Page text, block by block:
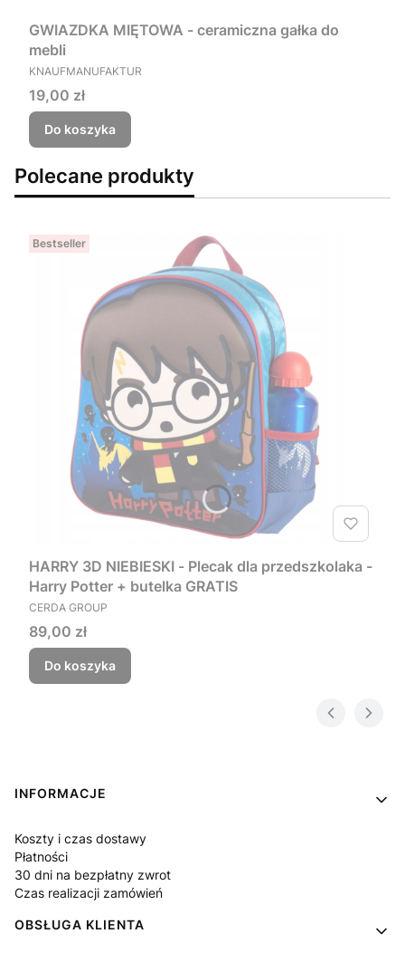
GWIAZDKA MIĘTOWA - ceramiczna gałka do
mebli
PRODUCENT
KNAUFMANUFAKTUR
Cena
19,00 zł
Do koszyka
Polecane produkty
Bestseller
HARRY 3D NIEBIESKI - Plecak dla przedszkolaka -
Harry Potter + butelka GRATIS
PRODUCENT
CERDA GROUP
Cena
89,00 zł
Do koszyka
Linki w stopce
INFORMACJE
Koszty i czas dostawy
Płatności
30 dni na bezpłatny zwrot
Czas realizacji zamówień
OBSŁUGA KLIENTA